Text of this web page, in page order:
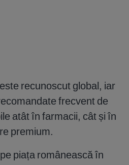
recunoscut global, iar
frecvent de
atât în farmacii, cât și în
premium.
piața românească în